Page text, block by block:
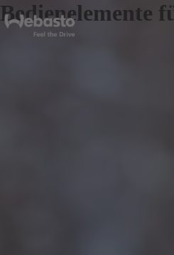
Bedienelemente